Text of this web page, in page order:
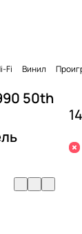
Fi Винил
50th